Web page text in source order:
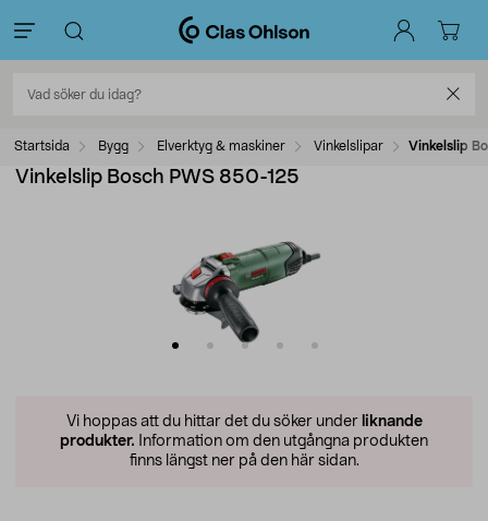
Startsida Bygg Elverktyg & maskiner Vinkelslipar Vinkelslip
Vinkelslip Bosch PWS 850-125
Vi hoppas att du hittar det du söker under liknande
produkter. Information om den utgångna produkten
finns längst ner på den här sidan.